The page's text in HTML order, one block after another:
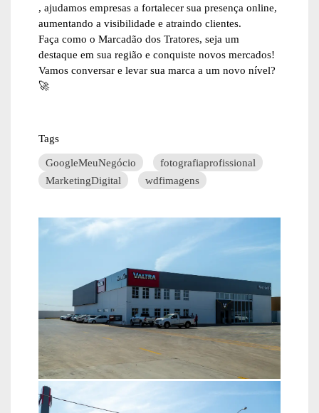
, ajudamos empresas a fortalecer sua presença online,
aumentando a visibilidade e atraindo clientes.
Faça como o Marcadão dos Tratores, seja um
destaque em sua região e conquiste novos mercados!
Vamos conversar e levar sua marca a um novo nível?
🚀
Tags
GoogleMeuNegócio
fotografiaprofissional
MarketingDigital
wdfimagens